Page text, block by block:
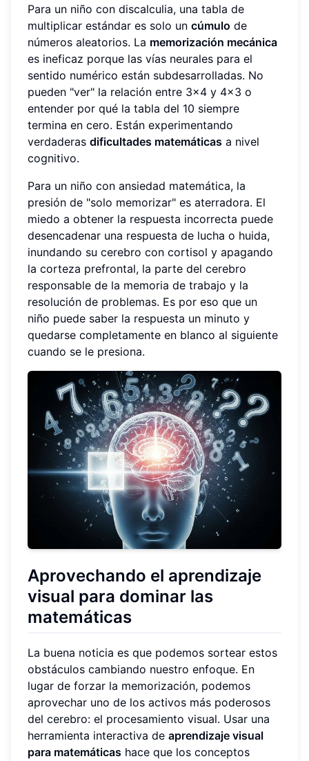
Para un niño con discalculia, una tabla de
multiplicar estándar es solo un cúmulo de
números aleatorios. La memorización mecánica
es ineficaz porque las vías neurales para el
sentido numérico están subdesarrolladas. No
pueden "ver" la relación entre 3x4 y 4x3 o
entender por qué la tabla del 10 siempre
termina en cero. Están experimentando
verdaderas dificultades matemáticas a nivel
cognitivo.
Para un niño con ansiedad matemática, la
presión de "solo memorizar" es aterradora. El
miedo a obtener la respuesta incorrecta puede
desencadenar una respuesta de lucha o huida,
inundando su cerebro con cortisol y apagando
la corteza prefrontal, la parte del cerebro
responsable de la memoria de trabajo y la
resolución de problemas. Es por eso que un
niño puede saber la respuesta un minuto y
quedarse completamente en blanco al siguiente
cuando se le presiona.
Aprovechando el aprendizaje
visual para dominar las
matemáticas
La buena noticia es que podemos sortear estos
obstáculos cambiando nuestro enfoque. En
lugar de forzar la memorización, podemos
aprovechar uno de los activos más poderosos
del cerebro: el procesamiento visual. Usar una
herramienta interactiva de aprendizaje visual
para matemáticas hace que los conceptos